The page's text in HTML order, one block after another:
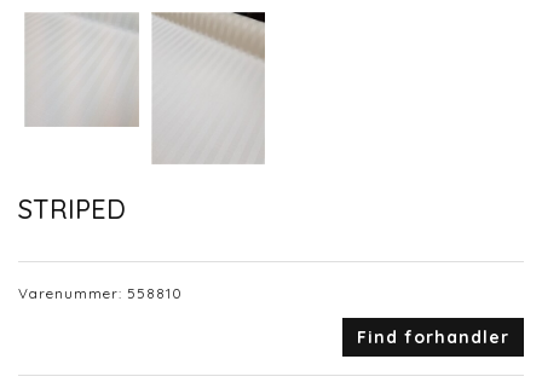
STRIPED
Varenummer: 558810
Find forhandler